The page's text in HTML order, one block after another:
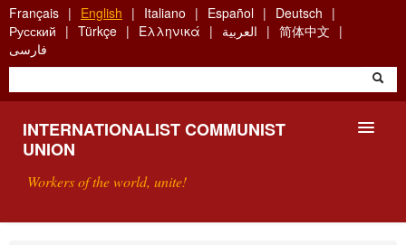
Skip
to
main
content
Français English Italiano Español
Deutsch
Русский
Türkçe Ελληνικά العربية
简体中文
فارسی
INTERNATIONALIST COMMUNIST
UNION
Workers of the world, unite!